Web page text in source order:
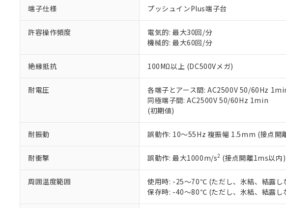
端子仕様 プッシュインPlus端子台
許容操作頻度
電気的: 最大30回/分
機械的: 最大60回/分
絶縁抵抗 100MΩ以上 (DC500Vメガ)
耐電圧
各端子とアース間: AC2500V 50/60Hz
同極端子間: AC2500V 50/60Hz 1min
(初期値)
耐振動 誤動作: 10～55Hz 複振幅 1.5mm (接点開
耐衝撃 誤動作: 最大1000m/s2 (接点開離1ms以内)
周囲温度範囲
使用時: -25～70℃ (ただし、氷結、結露し
保存時: -40～80℃ (ただし、氷結、結露し
在庫状況および標準価格照会結
い。
正式な納期状況および標準価格
当社販売員にご相談ください。
在庫状況および標準価格結果を
す。
マイパーツ機能（部品リスト作
ている必要があります。
が、当社の製品・サービスに関
さい。
※当社の共同利用者とは、
"個人
いる法人を指します。
ル（DBP） 1000ppm以下、フタル酸ジイソブチ
但し、RoHS指令で産業用監視および制御機器に対
フタル酸エステル類の４物質については閾値を超
※2 対応予定月
部品在庫の切り替え状況などにより、
※3 非含有証明書ダウンロード
下記の非含有証明書をダウンロードす
EU RoHS指令（10物質）の非含有証明書
51物質の非含有証明書（当社基準）
また、RoHS指令のフタル酸エステル
混在することから備考欄に対応日を記
既に当社にて対応品への在庫切替を
Pb(鉛) :1000ppm、 Hg(水銀) : 1000ppm、 Cd(カ
DEHP(フタル酸ビス(2-エチルヘキシル)) : 1000ppm
※2 環境保護使用期限
「10」：通常の使用状況下において有
味します。
「－」：未確認です。当社販売部門へ
当社は規制貨物を破棄する場合
ます。
当社は貴社製品を、核兵器、ミ
置等に一切使用いたしません。
当社は、貴社製品を第三者に販
たしません。
合意
△ 一定数には満たないが在庫あり
－
在庫なし(最新の在庫状況に
空
白
受注生産機種、また在庫状